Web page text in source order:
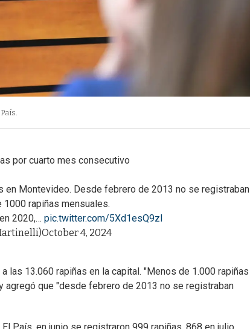
por cuarto mes consecutivo
Montevideo. Desde febrero de 2013 no se registraban
rapiñas mensuales.
2020,… pic.twitter.com/5Xd1esQ9zI
October 4, 2024
las 13.060 rapiñas en la capital. "Menos de 1.000 rapiñas
que "desde febrero de 2013 no se registraban